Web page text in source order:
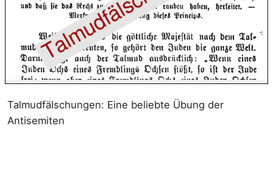
Talmudfälschungen: Eine beliebte Übung der
Antisemiten